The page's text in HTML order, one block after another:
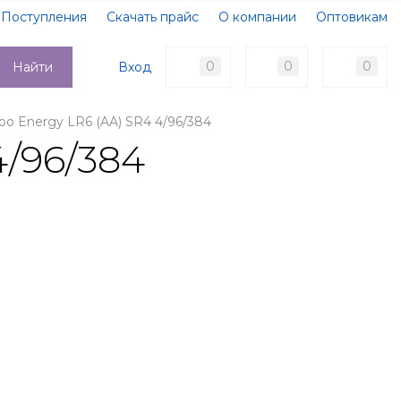
Поступления Скачать прайс О компании
Оптовикам
Доставка
Контакты
Вход 0 0 0
Найти
Energy LR6 (AA) SR4 4/96/384
96/384